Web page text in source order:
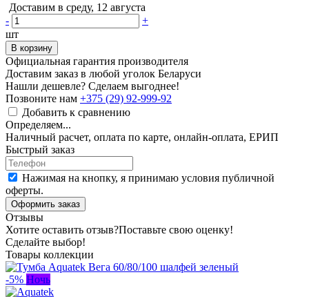
Доставим в среду, 12 августа
-
+
шт
В корзину
Официальная гарантия производителя
Доставим заказ в любой уголок Беларуси
Нашли дешевле? Сделаем выгоднее!
Позвоните нам +375 (29) 92-999-92
Добавить к сравнению
Определяем...
Наличный расчет, оплата по карте, онлайн-оплата, ЕРИП
Быстрый заказ
Нажимая на кнопку, я принимаю условия публичной
оферты.
Оформить заказ
Отзывы
Хотите оставить отзыв?Поставьте свою оценку!
Сделайте выбор!
Товары коллекции
-5% Ночь